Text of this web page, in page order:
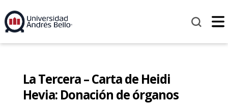
La Tercera – Carta de Heidi
Hevia: Donación de órganos